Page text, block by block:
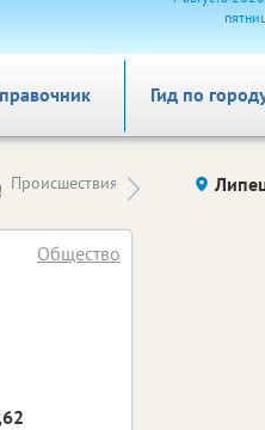
Гид по
Происшествия Здоровье
Общество